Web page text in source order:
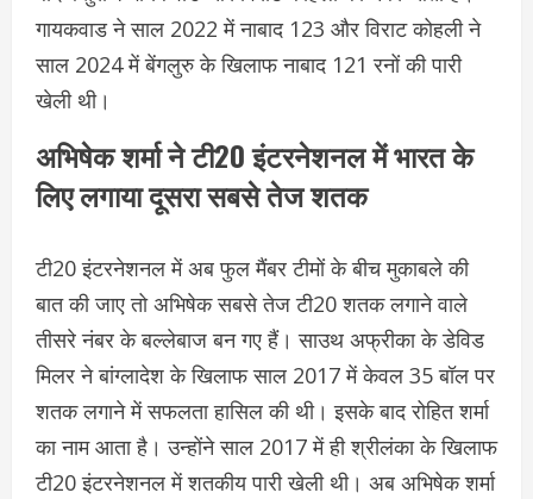
गायकवाड ने साल 2022 में नाबाद 123 और विराट कोहली ने
साल 2024 में बेंगलुरु के खिलाफ नाबाद 121 रनों की पारी
खेली थी।
अभिषेक शर्मा ने टी20 इंटरनेशनल में भारत के
लिए लगाया दूसरा सबसे तेज शतक
टी20 इंटरनेशनल में अब फुल मैंबर टीमों के बीच मुकाबले की
बात की जाए तो अभिषेक सबसे तेज टी20 शतक लगाने वाले
तीसरे नंबर के बल्लेबाज बन गए हैं। साउथ अफ्रीका के डेविड
मिलर ने बांग्लादेश के खिलाफ साल 2017 में केवल 35 बॉल पर
शतक लगाने में सफलता हासिल की थी। इसके बाद रोहित शर्मा
का नाम आता है। उन्होंने साल 2017 में ही श्रीलंका के खिलाफ
टी20 इंटरनेशनल में शतकीय पारी खेली थी। अब अभिषेक शर्मा